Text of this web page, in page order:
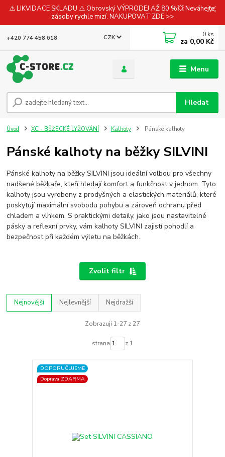
⚠️ LIKVIDACE SKLADU ⚠️ Obrovský VÝPRODEJ AŽ 80 %💥 Neváhejte,
zásoby rychle mizí. NAKUPOVAT ZDE >>
Menu
CZK
Hledat
+420 774 458 618 0 ks
za 0,00 Kč
Úvod XC - BĚŽECKÉ LYŽOVÁNÍ Kalhoty Pánské kalhoty
Pánské kalhoty na běžky SILVINI
Pánské kalhoty na běžky SILVINI jsou ideální volbou pro všechny
nadšené běžkaře, kteří hledají komfort a funkčnost v jednom. Tyto
kalhoty jsou vyrobeny z prodyšných a elastických materiálů, které
poskytují maximální svobodu pohybu a zároveň ochranu před
chladem a vlhkem. S praktickými detaily, jako jsou nastavitelné
pásky a reflexní prvky, vám kalhoty SILVINI zajistí pohodlí a
bezpečnost při každém výletu na běžkách.
Zvolit filtr
Nejnovější Nejlevnější Nejdražší
Zobrazuji 1-27 z 27
strana z 1
DOPORUČUJEME
Doprava ZDARMA